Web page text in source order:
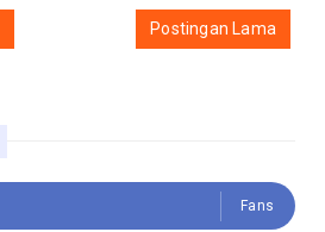
Postingan Lama
Fans